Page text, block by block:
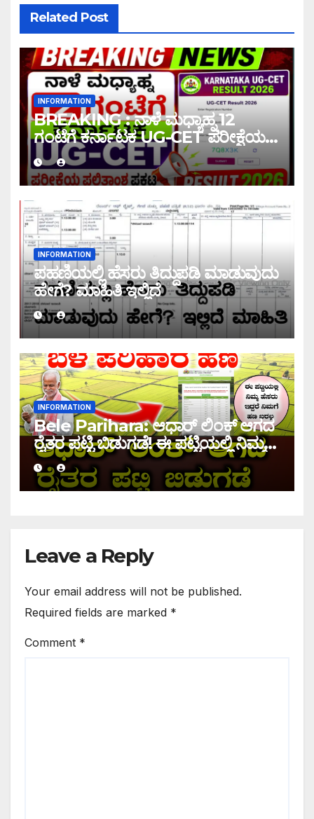
Related Post
INFORMATION
BREAKING : ನಾಳೆ ಮಧ್ಯಾಹ್ನ 12
ಗಂಟೆಗೆ ಕರ್ನಾಟಕ UG-CET ಪರೀಕ್ಷೆಯ
ಫಲಿತಾಂಶ ಪ್ರಕಟ |UG-CET Result
2026
INFORMATION
ಪಹಣಿಯಲ್ಲಿ ಹೆಸರು ತಿದ್ದುಪಡಿ ಮಾಡುವುದು
ಹೇಗೆ? ಮಾಹಿತಿ ಇಲ್ಲಿದೆ
INFORMATION
Bele Parihara: ಆಧಾರ್ ಲಿಂಕ್ ಆಗದ
ರೈತರ ಪಟ್ಟಿ ಬಿಡುಗಡೆ! ಈ ಪಟ್ಟಿಯಲ್ಲಿ ನಿಮ್ಮ
ಹೆಸರು ಇದ್ದರೆ ನಿಮಗೆ ಹಣ ಜಮಾ ಆಗಲ್ಲ !
Leave a Reply
Your email address will not be published.
Required fields are marked *
Comment *